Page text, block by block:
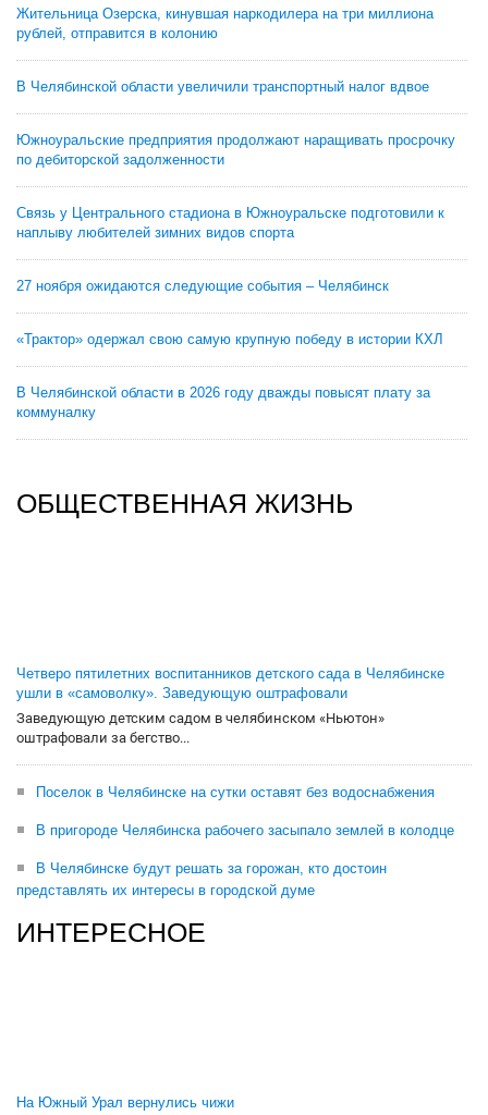
Жительница Озерска, кинувшая наркодилера на три миллиона
рублей, отправится в колонию
В Челябинской области увеличили транспортный налог вдвое
Южноуральские предприятия продолжают наращивать просрочку
по дебиторской задолженности
Связь у Центрального стадиона в Южноуральске подготовили к
наплыву любителей зимних видов спорта
27 ноября ожидаются следующие события – Челябинск
«Трактор» одержал свою самую крупную победу в истории КХЛ
В Челябинской области в 2026 году дважды повысят плату за
коммуналку
ОБЩЕСТВЕННАЯ ЖИЗНЬ
Четверо пятилетних воспитанников детского сада в Челябинске
ушли в «самоволку». Заведующую оштрафовали
Заведующую детским садом в челябинском «Ньютон»
оштрафовали за бегство...
Поселок в Челябинске на сутки оставят без водоснабжения
В пригороде Челябинска рабочего засыпало землей в колодце
В Челябинске будут решать за горожан, кто достоин
представлять их интересы в городской думе
ИНТЕРЕСНОЕ
На Южный Урал вернулись чижи